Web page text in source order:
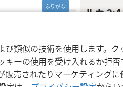
類似の技術を使用します。
ーの使用を受け入れるか拒
売されたりマーケティング
ルカ 2:4
ムという
フラタ」
呼ばれる
11， 13）